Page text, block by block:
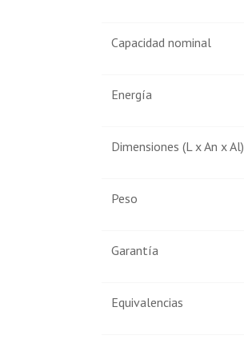
Capacidad nominal
Energía
Dimensiones (L x An x Al)
Peso
Garantía
Equivalencias